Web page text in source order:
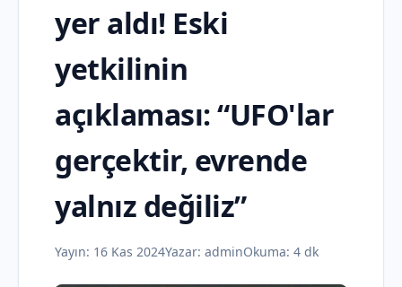
yer aldı! Eski
yetkilinin
açıklaması: “UFO'lar
gerçektir, evrende
yalnız değiliz”
Yayın: 16 Kas 2024Yazar: adminOkuma: 4 dk